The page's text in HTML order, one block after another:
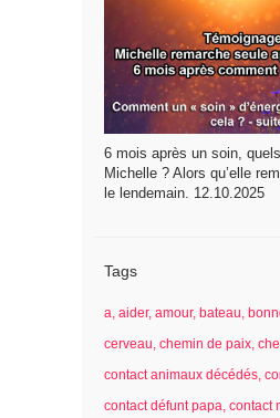
6 mois après un soin,
Michelle ? Alors qu’elle
le lendemain. 12.10.2025
Tags
a aider amour bateau
cerveau chemin de paix
contact animaux décédés
contact défunt papa contact